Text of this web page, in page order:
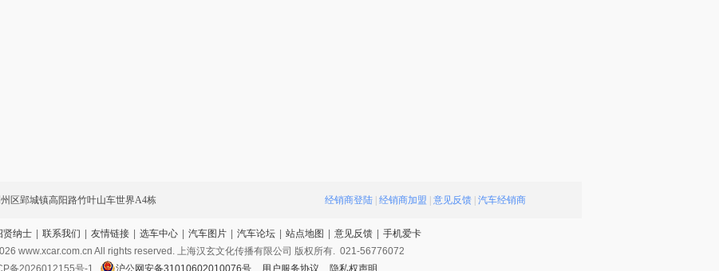
区郢城镇高阳路竹叶山车世界A4栋 经销商登陆 经销商加盟 意见反馈 汽车经销商
贤纳士 联系我们 友情链接 选车中心 汽车图片 汽车论坛 站点地图 意见反馈
手机爱卡
www.xcar.com.cn All rights reserved. 上海汉玄文化传播有限公司 版权所有. 021-56776072
备2026012155号-1
沪公网安备31010602010076号 用户服务协议 隐私权声明